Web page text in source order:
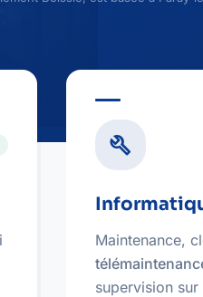
build
Maintenance,
supervision sur